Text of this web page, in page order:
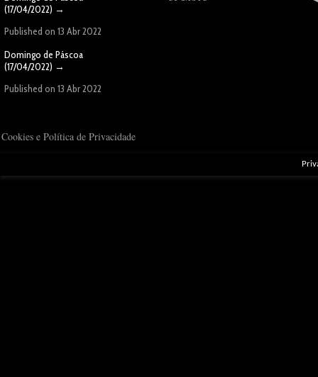
(17/04/2022) →
Published on 13 Abr 2022
Domingo de Páscoa
(17/04/2022) →
Published on 13 Abr 2022
Cookies e Política de Privacidade